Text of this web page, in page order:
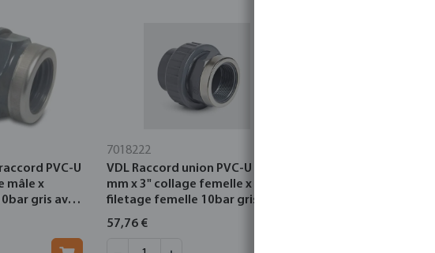
PVC-U
mâle x
gris avec
7018222
VDL Raccord union PVC-U 90
mm x 3" collage femelle x
filetage femelle 10bar gris type
renforcement
57,76 €